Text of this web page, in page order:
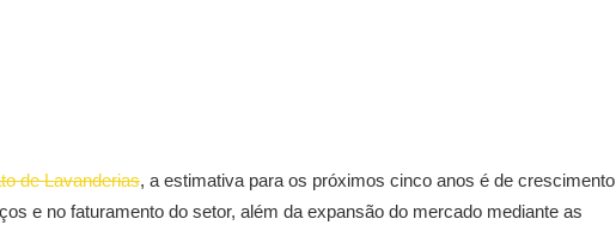
de Lavanderias, a estimativa para os próximos cinco anos é de crescimento
e no faturamento do setor, além da expansão do mercado mediante as